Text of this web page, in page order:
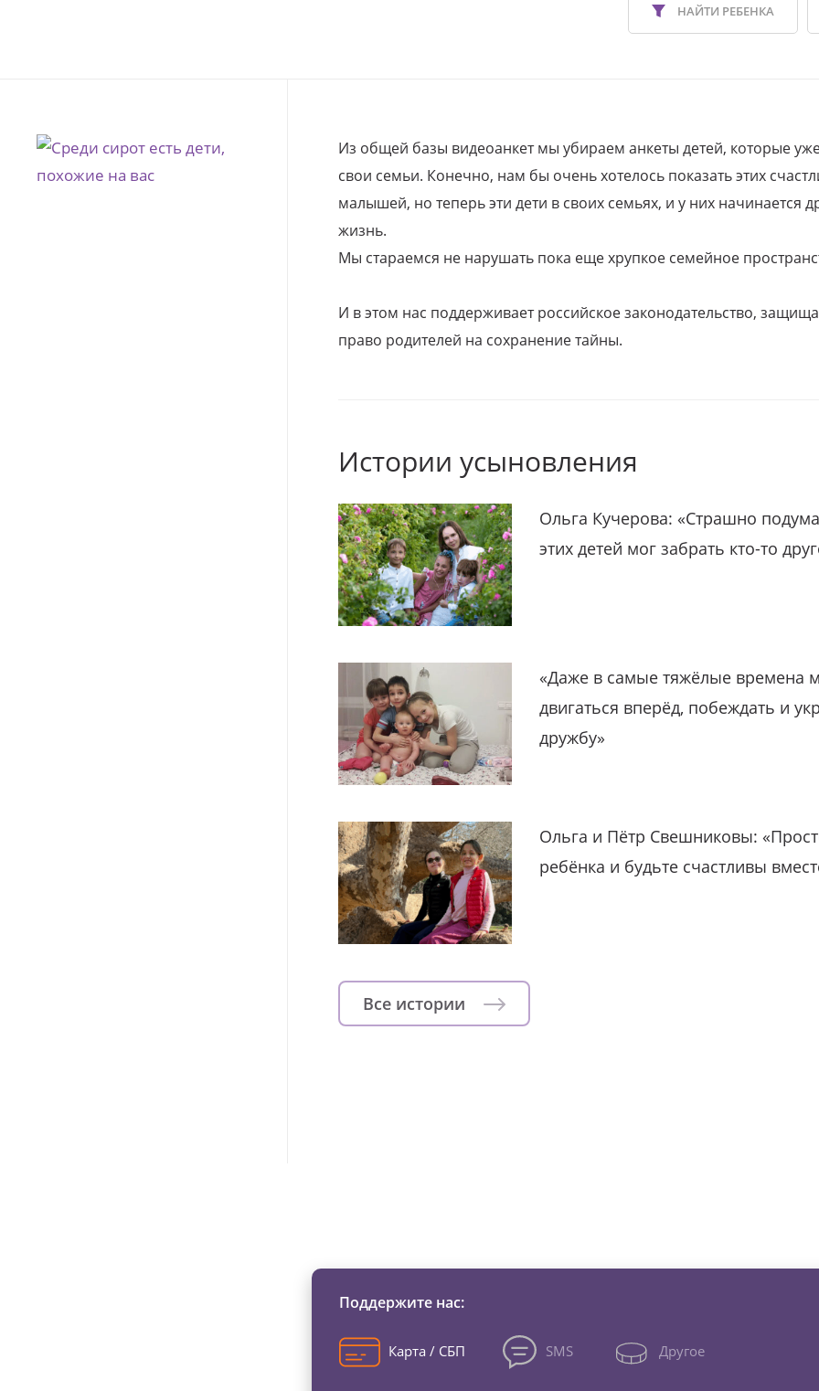
НАЙТИ РЕБЕНКА
Из общей базы видеоанкет мы убираем анкеты детей, которые
свои семьи. Конечно, нам бы очень хотелось показать этих
малышей, но теперь эти дети в своих семьях, и у них начинается
жизнь.
Мы стараемся не нарушать пока еще хрупкое семейное
И в этом нас поддерживает российское законодательство,
право родителей на сохранение тайны.
Истории усыновления
Ольга Кучерова: «Страшно
этих детей мог забрать кто-то
«Даже в самые тяжёлые времена
двигаться вперёд, побеждать и
дружбу»
Ольга и Пётр Свешниковы:
ребёнка и будьте счастливы
Все истории
Поддержите нас:
Карта / СБП SMS Другое